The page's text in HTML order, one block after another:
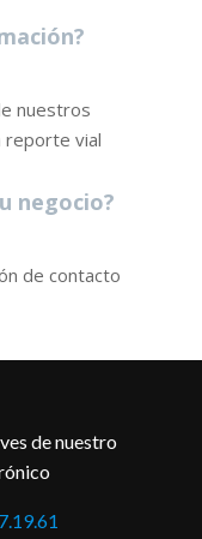
nuestros
reporte vial
negocio?
de contacto
de nuestro